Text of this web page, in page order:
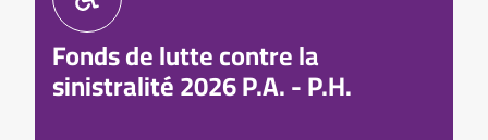
Fonds de lutte contre la
sinistralité 2026 P.A. - P.H.